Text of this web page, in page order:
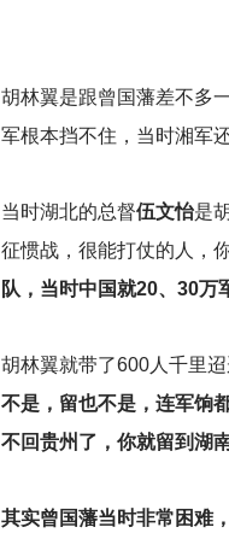
胡林翼是跟曾国藩差不多
军根本挡不住，当时湘军
当时湖北的总督伍文怡是
征惯战，很能打仗的人，
队，当时中国就20、30万
胡林翼就带了600人千里
不是，留也不是，连军饷
不回贵州了，你就留到湖
其实曾国藩当时非常困难